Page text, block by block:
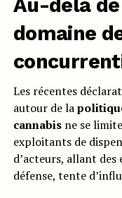
Au-delà de
domaine
Les récentes
autour de la
cannabisne se
exploitants de
d’acteurs, allant
défense, tente